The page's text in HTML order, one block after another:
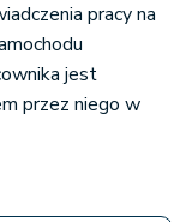
pracy na
jest
przez niego w